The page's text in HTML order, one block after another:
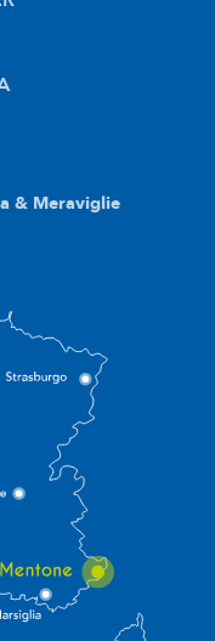
& Meraviglie